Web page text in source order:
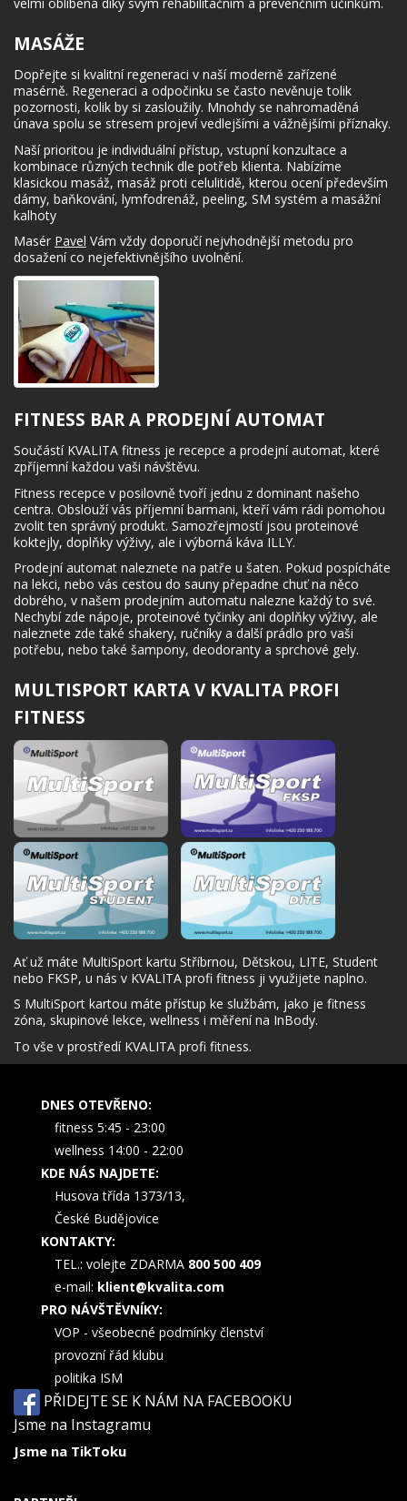
MASÁŽE
Dopřejte si kvalitní regeneraci v naší moderně zařízené
masérně. Regeneraci a odpočinku se často nevěnuje tolik
pozornosti, kolik by si zasloužily. Mnohdy se nahromaděná
únava spolu se stresem projeví vedlejšími a vážnějšími příznaky.
Naší prioritou je individuální přístup, vstupní konzultace a
kombinace různých technik dle potřeb klienta. Nabízíme
klasickou masáž, masáž proti celulitidě, kterou ocení především
dámy, baňkování, lymfodrenáž, peeling, SM systém a masážní
kalhoty
Masér Pavel Vám vždy doporučí nejvhodnější metodu pro
dosažení co nejefektivnějšího uvolnění.
FITNESS BAR A PRODEJNÍ AUTOMAT
Součástí KVALITA fitness je recepce a prodejní automat, které
zpříjemní každou vaši návštěvu.
Fitness recepce v posilovně tvoří jednu z dominant našeho
centra. Obslouží vás příjemní barmani, kteří vám rádi pomohou
zvolit ten správný produkt. Samozřejmostí jsou proteinové
koktejly, doplňky výživy, ale i výborná káva ILLY.
Prodejní automat naleznete na patře u šaten. Pokud pospícháte
na lekci, nebo vás cestou do sauny přepadne chuť na něco
dobrého, v našem prodejním automatu nalezne každý to své.
Nechybí zde nápoje, proteinové tyčinky ani doplňky výživy, ale
naleznete zde také shakery, ručníky a další prádlo pro vaši
potřebu, nebo také šampony, deodoranty a sprchové gely.
MULTISPORT KARTA V KVALITA PROFI
FITNESS
Ať už máte MultiSport kartu Stříbrnou, Dětskou, LITE, Student
nebo FKSP, u nás v KVALITA profi fitness ji využijete naplno.
S MultiSport kartou máte přístup ke službám, jako je fitness
zóna, skupinové lekce, wellness i měření na InBody.
To vše v prostředí KVALITA profi fitness.
DNES OTEVŘENO:
fitness 5:45 - 23:00
wellness 14:00 - 22:00
KDE NÁS NAJDETE:
Husova třída 1373/13,
České Budějovice
KONTAKTY:
TEL.: volejte ZDARMA 800 500 409
e-mail: klient@kvalita.com
PRO NÁVŠTĚVNÍKY:
VOP - všeobecné podmínky členství
provozní řád klubu
politika ISM
PŘIDEJTE SE K NÁM NA FACEBOOKU
Jsme na Instagramu
Jsme na TikToku